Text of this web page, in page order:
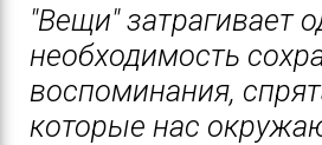
"Вещи" затрагивает
необходимость
воспоминания,
которые нас